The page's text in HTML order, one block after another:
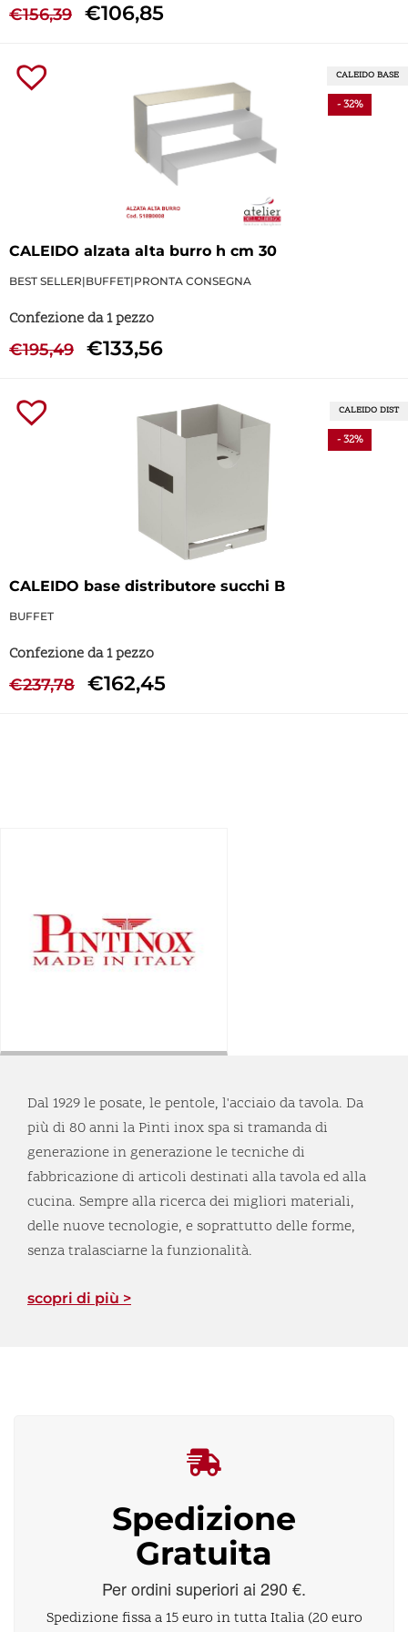
€156,39 €106,85
CALEIDO alzata alta burro h cm 30
BEST SELLER|BUFFET|PRONTA CONSEGNA
Confezione da 1 pezzo
€195,49 €133,56
- 32%
CALEIDO BASE
CALEIDO base distributore succhi B
BUFFET
Confezione da 1 pezzo
€237,78 €162,45
- 32%
CALEIDO DIST
Dal 1929 le posate, le pentole, l'acciaio da tavola. Da
più di 80 anni la Pinti inox spa si tramanda di
generazione in generazione le tecniche di
fabbricazione di articoli destinati alla tavola ed alla
cucina. Sempre alla ricerca dei migliori materiali,
delle nuove tecnologie, e soprattutto delle forme,
senza tralasciarne la funzionalità.
scopri di più >
Spedizione
Gratuita
Per ordini superiori ai 290 €.
Spedizione fissa a 15 euro in tutta Italia (20 euro